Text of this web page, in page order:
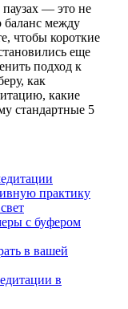
— это не
баланс между
чтобы короткие
еще
подход к
как
какие
стандартные 5
практику
с буфером
в вашей
в